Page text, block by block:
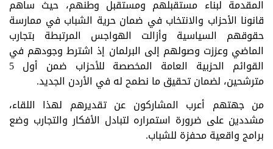
المقدمة لبناء مستقبلهم ومستقبل وطنهم، حيث ساهم
قانونا الأحزاب والانتخاب في ضمان حرية الشباب في ممارسة
حقوقهم السياسية وأزالت الهواجس المرتبطة بتجارب
الماضي وعززت وصولهم إلى البرلمان إذ اشترط وجودهم في
القوائم الحزبية العامة المخصصة للأحزاب ضمن أول 5
مترشحين، لضمان تحقيق ما نطمح له في الأردن الجديد.
من جهتهم أعرب المشاركون عن تقديرهم لهذا اللقاء،
مشددين على ضرورة استمراره لتبادل الأفكار والتجارب وضع
برامج واقعية محفزة للشباب.